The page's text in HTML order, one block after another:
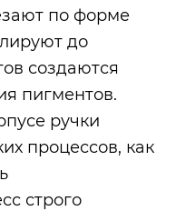
по форме
до
создаются
пигментов.
ручки
процессов, как
строго